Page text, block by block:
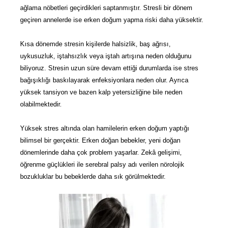
ağlama nöbetleri geçirdikleri saptanmıştır. Stresli bir dönem
geçiren annelerde ise erken doğum yapma riski daha yüksektir.
Kısa dönemde stresin kişilerde halsizlik, baş ağrısı,
uykusuzluk, iştahsızlık veya iştah artışına neden olduğunu
biliyoruz. Stresin uzun süre devam ettiği durumlarda ise stres
bağışıklığı baskılayarak enfeksiyonlara neden olur. Ayrıca
yüksek tansiyon ve bazen kalp yetersizliğine bile neden
olabilmektedir.
Yüksek stres altında olan hamilelerin erken doğum yaptığı
bilimsel bir gerçektir. Erken doğan bebekler, yeni doğan
dönemlerinde daha çok problem yaşarlar. Zekâ gelişimi,
öğrenme güçlükleri ile serebral palsy adı verilen nörolojik
bozukluklar bu bebeklerde daha sık görülmektedir.